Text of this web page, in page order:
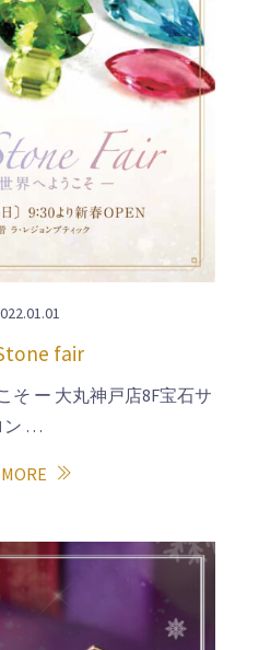
fair
そ ー 大丸神戸店8F宝石サ
ン …